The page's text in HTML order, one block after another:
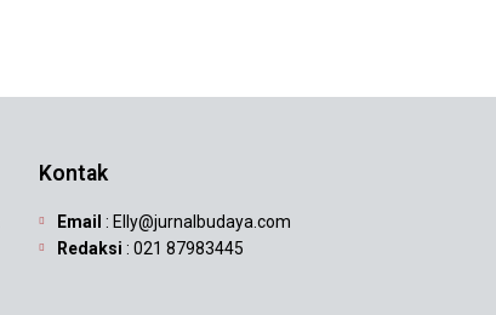
Kontak
Email : Elly@jurnalbudaya.com
Redaksi : 021 87983445